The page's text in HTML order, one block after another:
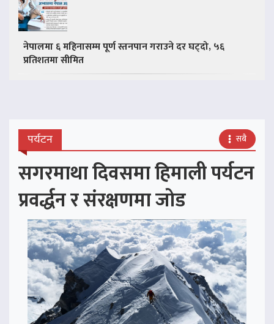
नेपालमा ६ महिनासम्म पूर्ण स्तनपान गराउने दर घट्दो, ५६
प्रतिशतमा सीमित
पर्यटन सबै
सगरमाथा दिवसमा हिमाली पर्यटन
प्रवर्द्धन र संरक्षणमा जोड